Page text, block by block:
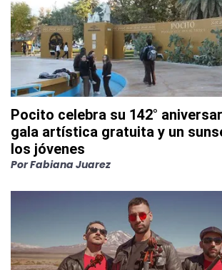
Pocito celebra su 142°
gala artística gratuita y un
los jóvenes
PorFabiana Juarez